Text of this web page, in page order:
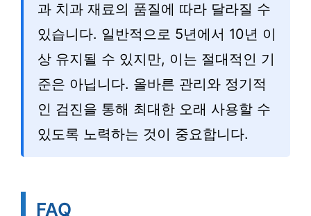
과 치과 재료의 품질에 따라 달라질 수
있습니다. 일반적으로 5년에서 10년 이
상 유지될 수 있지만, 이는 절대적인 기
준은 아닙니다. 올바른 관리와 정기적
인 검진을 통해 최대한 오래 사용할 수
있도록 노력하는 것이 중요합니다.
FAQ